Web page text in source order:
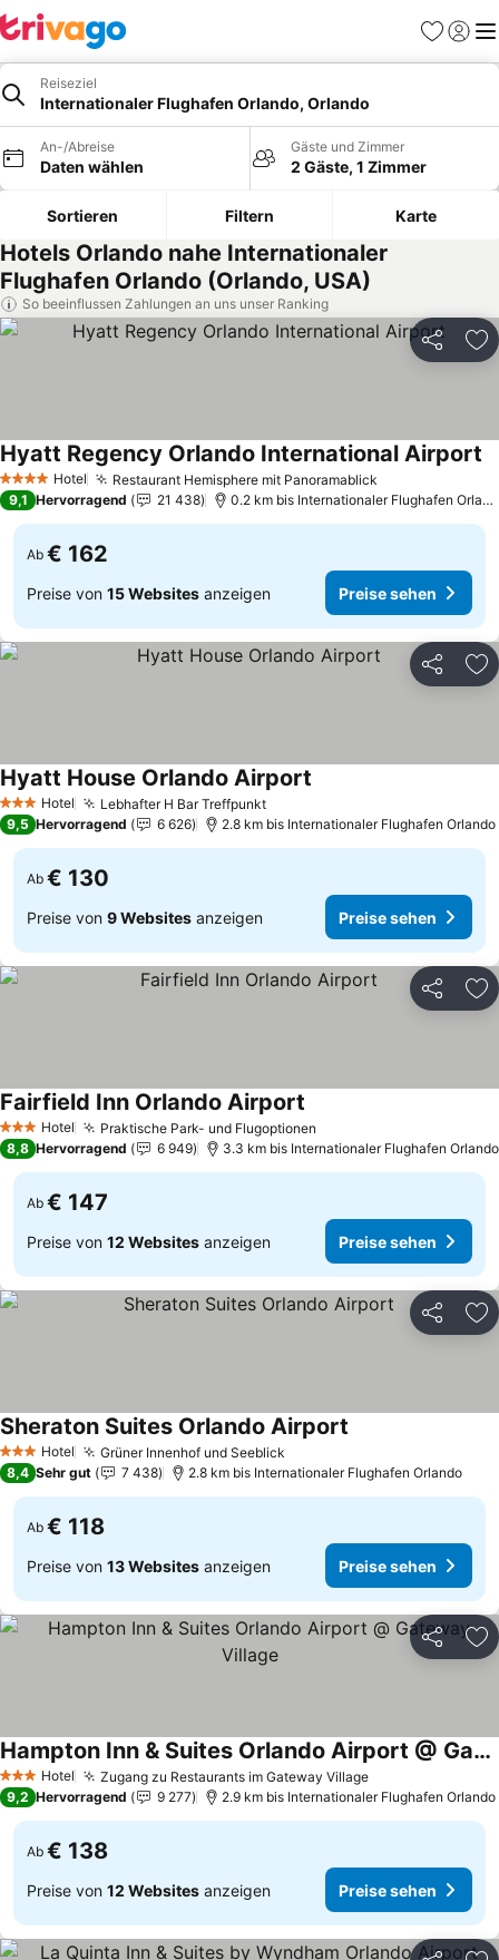
Favoriten
Reiseziel
Internationaler Flughafen Orlando, Orlando
An-/Abreise
Daten wählen
Gäste und Zimmer
2 Gäste, 1 Zimmer
Sortieren Filtern Karte
Hotels Orlando nahe Internationaler
Flughafen Orlando (Orlando, USA)
So beeinflussen Zahlungen an uns unser Ranking
Teilen
4 Sterne Hotel Restaurant Hemisphere mit Panoramablick
Hyatt Regency Orlando International Airport
9,1 Hervorragend 21 438 0.2 km bis Internationaler Flughafen
Ab € 162
Preise von 15 Websites anzeigen Preise sehen
Teilen
3 SterneHotel Lebhafter H Bar TreffpunktPreise sehen
Hyatt House Orlando Airport
9,5 Hervorragend 6 626 2.8 km bis Internationaler Flughafen Orlando
Ab € 130
Preise von 9 Websites anzeigen Preise sehen
Teilen
3 SterneHotel Praktische Park- und Flugoptionen
Fairfield Inn Orlando Airport
8,8 Hervorragend 6 949 3.3 km bis Internationaler Flughafen Orlando
Ab € 147
Preise von 12 Websites anzeigen Preise sehen
Teilen
3 SterneHotel Grüner Innenhof und Seeblick
Sheraton Suites Orlando Airport
8,4 Sehr gut 7 438 2.8 km bis Internationaler Flughafen Orlando
Ab € 118
Preise von 13 Websites anzeigen Preise sehen
Teilen
3 SterneHotel Zugang zu Restaurants im Gateway VillagePreise sehen
Hampton Inn & Suites Orlando Airport @ Gateway Village
Preise sehen
9,2 Hervorragend 9 277 2.9 km bis Internationaler Flughafen Orlando
Ab € 138
Preise von 12 Websites anzeigen Preise sehen